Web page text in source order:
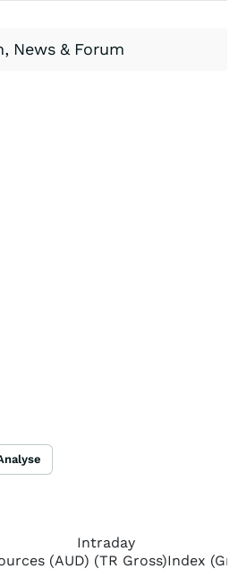
News & Forum
Intraday